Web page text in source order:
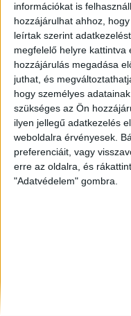
információkat is
hozzájárulhat ahhoz,
leírtak szerint
megfelelő helyre
hozzájárulás megadása
juthat, és
hogy személyes
szükséges az Ön
ilyen jellegű adatkezelés
weboldalra érvényesek.
preferenciáit, vagy
erre az oldalra, és
"Adatvédelem" gombra.
Siófok, Eladó Nyaraló,
Keszthely, Eladó és
Kecskemét , Eladó